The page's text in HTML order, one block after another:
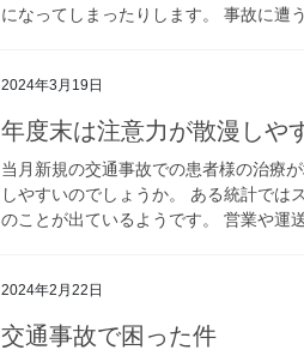
になってしまったりします。 事故に遭
2024年3月19日
年度末は注意力が散漫しや
当月新規の交通事故での患者様の治療
しやすいのでしょうか。 ある統計では
のことが出ているようです。 営業や運
2024年2月22日
交通事故で困った件